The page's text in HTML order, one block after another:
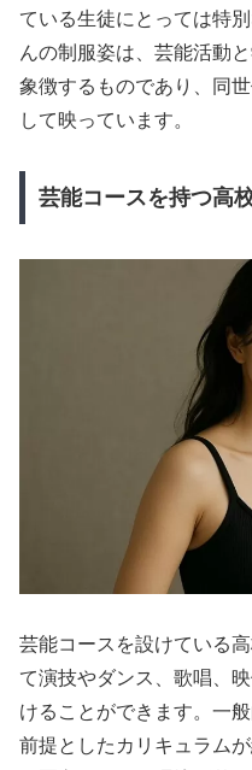
ている生徒にとっては特
んの制服姿は、芸能活動
象徴するものであり、同
して映っています。
芸能コースを持つ高
芸能コースを設けている
て演技やダンス、歌唱、
けることができます。一
前提としたカリキュラム